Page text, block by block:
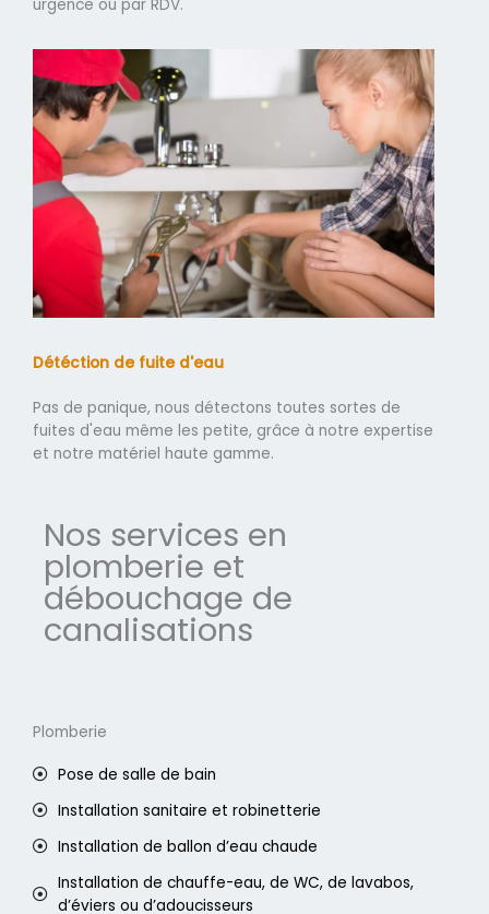
urgence ou par RDV.
Détéction de fuite d'eau
Pas de panique, nous détectons toutes sortes de
fuites d'eau même les petite, grâce à notre expertise
et notre matériel haute gamme.
Nos services en
plomberie et
débouchage de
canalisations
Plomberie
Pose de salle de bain
Installation sanitaire et robinetterie
Installation de ballon d’eau chaude
Installation de chauffe-eau, de WC, de lavabos,
d’éviers ou d’adoucisseurs